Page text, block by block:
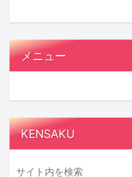
メニュー
KENSAKU